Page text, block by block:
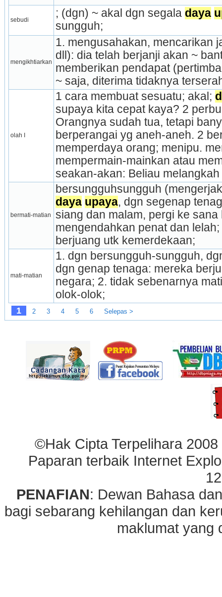
sebudi
; (dgn) ~ akal dgn segala daya
sungguh;
mengikhtiarkan
1. mengusahakan, mencarikan
dll): dia telah berjanji akan ~
memberikan pendapat
~ saja, diterima tidaknya
olah I
1 cara membuat sesuatu; akal;
supaya kita cepat kaya? 2
Orangnya sudah tua, tetapi
berperangai yg aneh-aneh. 2
memperdaya orang; menipu.
mempermain-ma­in­­­­kan atau
seakan-akan: Beliau
bermati-matian
daya upaya, dgn segenap
siang dan malam, pergi ke sana
mengendahkan penat dan
berjuang utk kemerdekaan;
mati-matian
1. dgn bersungguh-sungguh,
dgn genap tenaga: mereka
negara; 2. tidak sebenarnya
olok-olok;
1 2 3 4 5 6 Selepas >
©Hak Cipta Terpelihara
Paparan terbaik Internet
PENAFIAN: Dewan Bahasa
bagi sebarang kehilangan dan
maklumat yang